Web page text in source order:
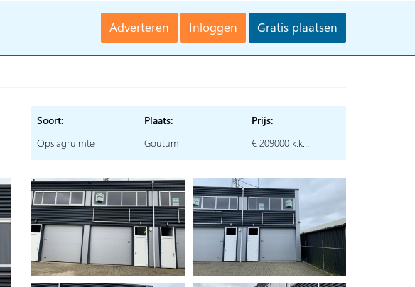
Adverteren Inloggen Gratis plaatsen
Soort:
Opslagruimte
Plaats:
Goutum
Prijs:
€ 209000 k.k…